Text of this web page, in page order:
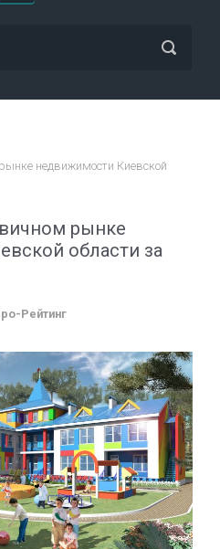
недвижимости Киевской
рынке
области за
Рейтинг